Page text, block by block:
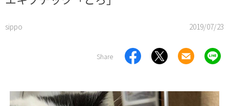
sippo 2019/07/23
Share